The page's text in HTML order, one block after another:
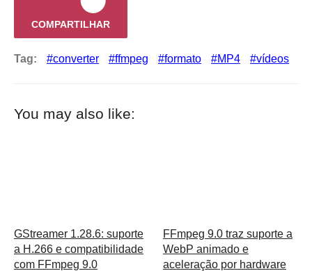
COMPARTILHAR
Tag: converter ffmpeg formato MP4 vídeos
You may also like:
GStreamer 1.28.6: suporte
a H.266 e compatibilidade
com FFmpeg 9.0
FFmpeg 9.0 traz suporte a
WebP animado e
aceleração por hardware